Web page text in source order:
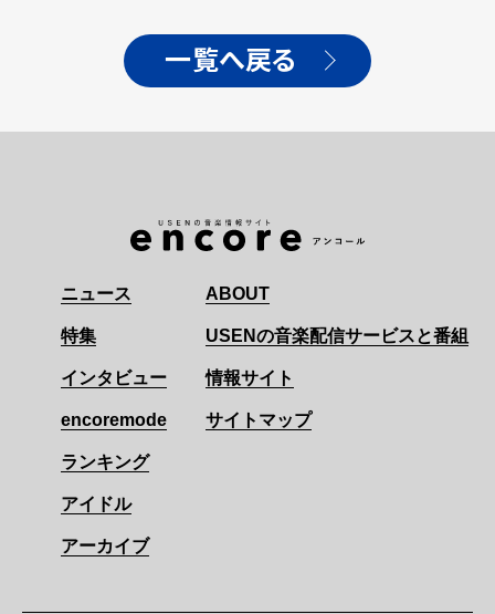
一覧へ戻る
ニュース
特集
インタビュー
encoremode
ランキング
アイドル
アーカイブ
ABOUT
USENの音楽配信サービスと番組
情報サイト
サイトマップ